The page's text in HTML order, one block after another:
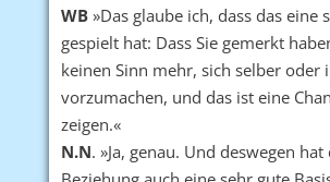
WB»Das glaube ich, dass das eine
gespielt hat: Dass Sie gemerkt
keinen Sinn mehr, sich selber oder
vorzumachen, und das ist eine
zeigen.«
N.N. »Ja, genau. Und deswegen hat